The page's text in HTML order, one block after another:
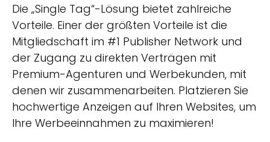
Die „Single Tag“-Lösung bietet zahlreiche
Vorteile. Einer der größten Vorteile ist die
Mitgliedschaft im #1 Publisher Network und
der Zugang zu direkten Verträgen mit
Premium-Agenturen und Werbekunden, mit
denen wir zusammenarbeiten. Platzieren Sie
hochwertige Anzeigen auf Ihren Websites, um
Ihre Werbeeinnahmen zu maximieren!